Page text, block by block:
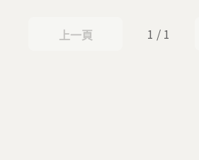
上一頁
上一頁 1 / 1